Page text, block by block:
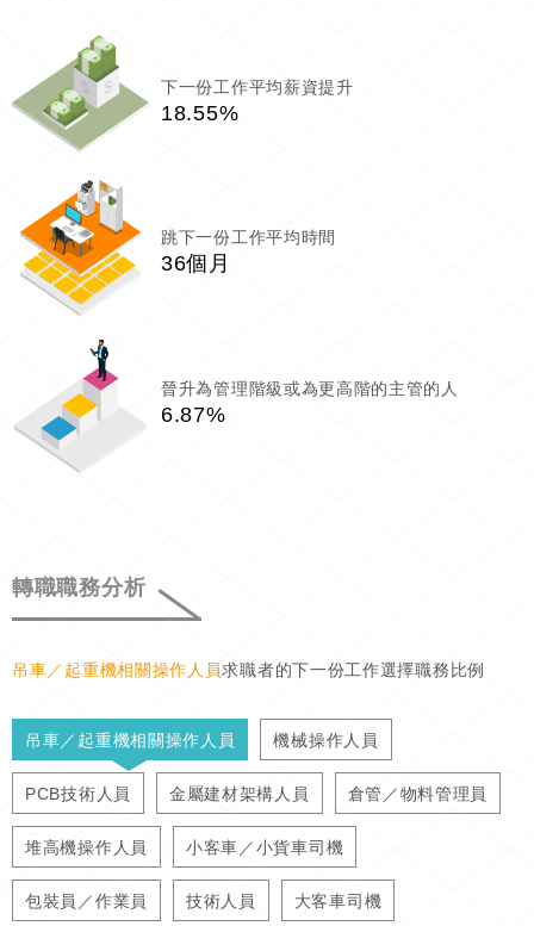
下一份工作平均薪資提升
18.55%
跳下一份工作平均時間
36個月
晉升為管理階級或為更高階的主管的人
6.87%
轉職職務分析
吊車／起重機相關操作人員求職者的下一份工作選擇職務比例
吊車／起重機相關操作人員 機械操作人員
PCB技術人員 金屬建材架構人員 倉管／物料管理員
堆高機操作人員 小客車／小貨車司機
包裝員／作業員 技術人員 大客車司機